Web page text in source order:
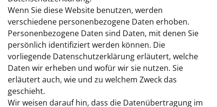
Wenn Sie diese Website benutzen, werden
verschiedene personenbezogene Daten erhoben.
Personenbezogene Daten sind Daten, mit denen Sie
persönlich identifiziert werden können. Die
vorliegende Datenschutzerklärung erläutert, welche
Daten wir erheben und wofür wir sie nutzen. Sie
erläutert auch, wie und zu welchem Zweck das
geschieht.
Wir weisen darauf hin, dass die Datenübertragung im